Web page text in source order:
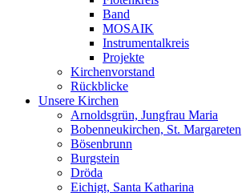
Band
MOSAIK
Instrumentalkreis
Projekte
Kirchenvorstand
Rückblicke
Unsere Kirchen
Arnoldsgrün, Jungfrau Maria
Bobenneukirchen, St. Margareten
Bösenbrunn
Burgstein
Dröda
Eichigt, Santa Katharina